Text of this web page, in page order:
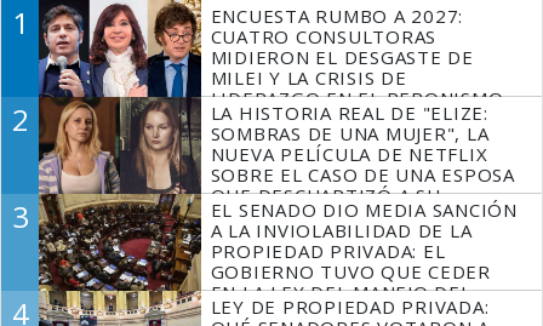
1
ENCUESTA RUMBO A 2027:
CUATRO CONSULTORAS
MIDIERON EL DESGASTE DE
MILEI Y LA CRISIS DE
LIDERAZGO EN EL PERONISMO
2
LA HISTORIA REAL DE "ELIZE:
SOMBRAS DE UNA MUJER", LA
NUEVA PELÍCULA DE NETFLIX
SOBRE EL CASO DE UNA ESPOSA
QUE DESCUARTIZÓ A SU
MARIDO
3
EL SENADO DIO MEDIA SANCIÓN
A LA INVIOLABILIDAD DE LA
PROPIEDAD PRIVADA: EL
GOBIERNO TUVO QUE CEDER
EN LA LEY DEL MANEJO DEL
FUEGO
4
LEY DE PROPIEDAD PRIVADA: